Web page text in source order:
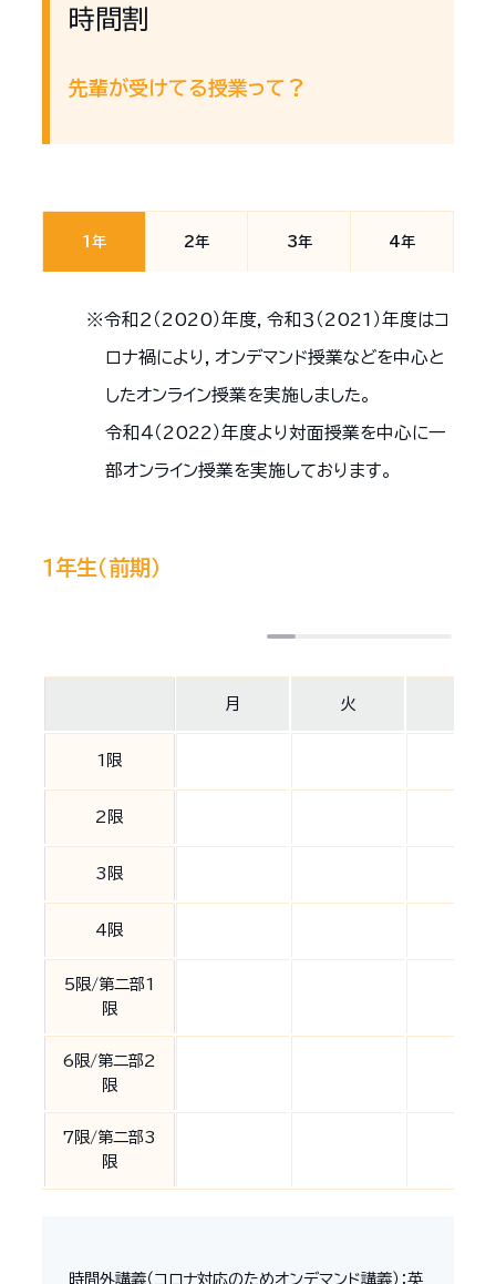
時間割
先輩が受けてる授業って？
1年 2年 3年 4年
令和２（2020）年度，令和３（2021）年度はコ
ロナ禍により，オンデマンド授業などを中心と
したオンライン授業を実施しました。
令和４（2022）年度より対面授業を中心に一
部オンライン授業を実施しております。
１年生（前期）
月 火
1限
2限
3限
4限
5限/第二部1
限
6限/第二部2
限
7限/第二部3
限
時間外講義（コロナ対応のためオンデマンド講義）：英